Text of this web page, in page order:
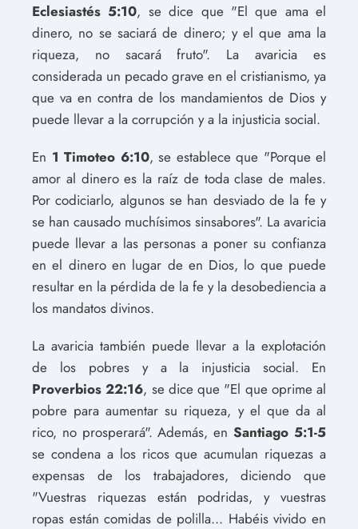
Eclesiastés 5:10, se dice que "El que ama el
dinero, no se saciará de dinero; y el que ama la
riqueza, no sacará fruto". La avaricia es
considerada un pecado grave en el cristianismo, ya
que va en contra de los mandamientos de Dios y
puede llevar a la corrupción y a la injusticia social.
En 1 Timoteo 6:10, se establece que "Porque el
amor al dinero es la raíz de toda clase de males.
Por codiciarlo, algunos se han desviado de la fe y
se han causado muchísimos sinsabores". La avaricia
puede llevar a las personas a poner su confianza
en el dinero en lugar de en Dios, lo que puede
resultar en la pérdida de la fe y la desobediencia a
los mandatos divinos.
La avaricia también puede llevar a la explotación
de los pobres y a la injusticia social. En
Proverbios 22:16, se dice que "El que oprime al
pobre para aumentar su riqueza, y el que da al
rico, no prosperará". Además, enSantiago 5:1-5
se condena a los ricos que acumulan riquezas a
expensas de los trabajadores, diciendo que
"Vuestras riquezas están podridas, y vuestras
ropas están comidas de polilla... Habéis vivido en